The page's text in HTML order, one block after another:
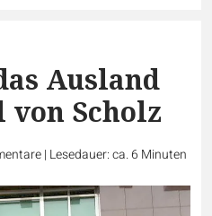
Ausland
von Scholz
| Lesedauer: ca. 6 Minuten